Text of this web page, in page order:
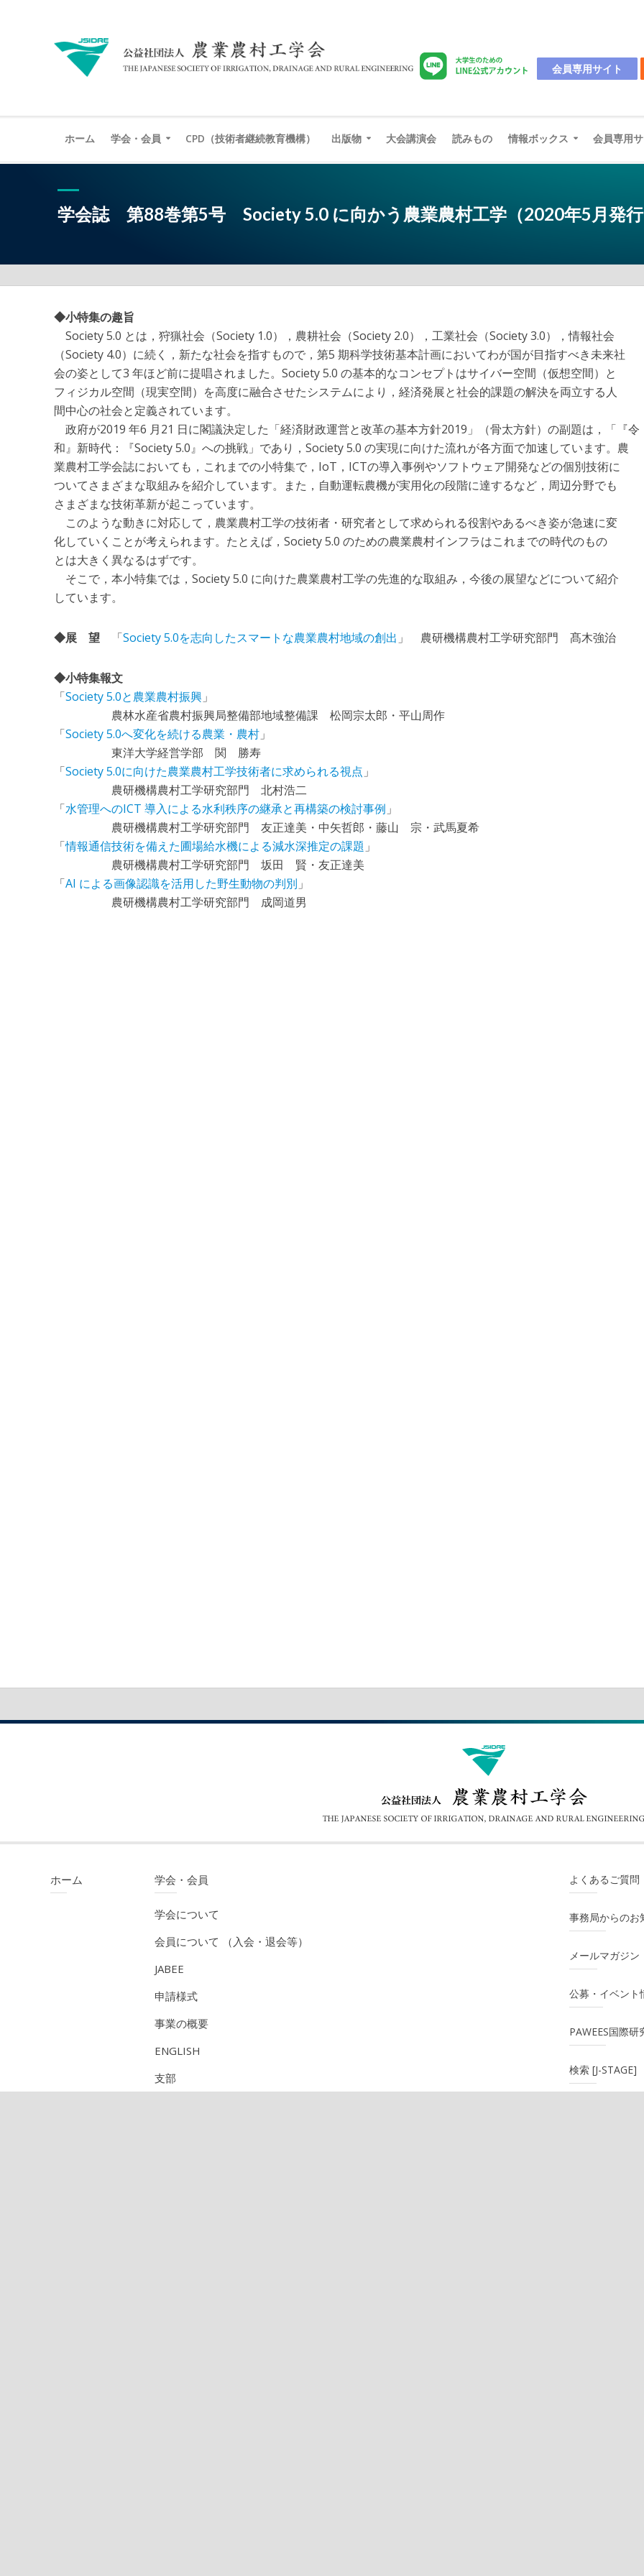
会員専用サイト
ホーム 学会・会員 CPD（技術者継続教育機構） 出版物 大会講演会 読みもの 情報ボックス 会員専用
学会誌 第88巻第5号 Society 5.0 に向かう農業農村工学（2020年5月発行
◆小特集の趣旨
Society 5.0 とは，狩猟社会（Society 1.0），農耕社会（Society 2.0），工業社会（Society 3.0），情報社会
（Society 4.0）に続く，新たな社会を指すもので，第5 期科学技術基本計画においてわが国が目指すべき未来社
会の姿として3 年ほど前に提唱されました。Society 5.0 の基本的なコンセプトはサイバー空間（仮想空間）と
フィジカル空間（現実空間）を高度に融合させたシステムにより，経済発展と社会的課題の解決を両立する人
間中心の社会と定義されています。
政府が2019 年6 月21 日に閣議決定した「経済財政運営と改革の基本方針2019」（骨太方針）の副題は，「『令
和』新時代：『Society 5.0』への挑戦」であり，Society 5.0 の実現に向けた流れが各方面で加速しています。農
業農村工学会誌においても，これまでの小特集で，IoT，ICTの導入事例やソフトウェア開発などの個別技術に
ついてさまざまな取組みを紹介しています。また，自動運転農機が実用化の段階に達するなど，周辺分野でも
さまざまな技術革新が起こっています。
このような動きに対応して，農業農村工学の技術者・研究者として求められる役割やあるべき姿が急速に変
化していくことが考えられます。たとえば，Society 5.0 のための農業農村インフラはこれまでの時代のもの
とは大きく異なるはずです。
そこで，本小特集では，Society 5.0 に向けた農業農村工学の先進的な取組み，今後の展望などについて紹介
しています。
◆展 望 「Society 5.0を志向したスマートな農業農村地域の創出 」 農研機構農村工学研究部門 髙木強治
◆小特集報文
「Society 5.0と農業農村振興 」
農林水産省農村振興局整備部地域整備課 松岡宗太郎・平山周作
「Society 5.0へ変化を続ける農業・農村 」
東洋大学経営学部 関 勝寿
「Society 5.0に向けた農業農村工学技術者に求められる視点 」
農研機構農村工学研究部門 北村浩二
「水管理へのICT 導入による水利秩序の継承と再構築の検討事例 」
農研機構農村工学研究部門 友正達美・中矢哲郎・藤山 宗・武馬夏希
「情報通信技術を備えた圃場給水機による減水深推定の課題 」
農研機構農村工学研究部門 坂田 賢・友正達美
「AI による画像認識を活用した野生動物の判別 」
農研機構農村工学研究部門 成岡道男
ホーム 学会・会員
学会について
会員について （入会・退会等）
JABEE
申請様式
事業の概要
ENGLISH
支部
よくあるご質問
事務局からのお
メールマガジン
公募・イベント
PAWEES国際研
検索 [J-STAGE]